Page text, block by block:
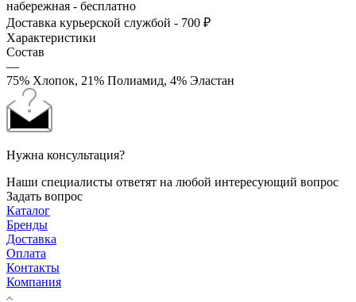
набережная - бесплатно
Доставка курьерской службой - 700 ₽
Характеристики
Состав
—
75% Хлопок, 21% Полиамид, 4% Эластан
Нужна консультация?
Наши специалисты ответят на любой интересующий вопрос
Задать вопрос
Каталог
Бренды
Доставка
Оплата
Контакты
Компания